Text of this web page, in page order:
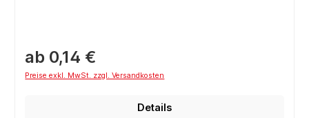
ab 0,14 €
Preise exkl. MwSt. zzgl. Versandkosten
Details